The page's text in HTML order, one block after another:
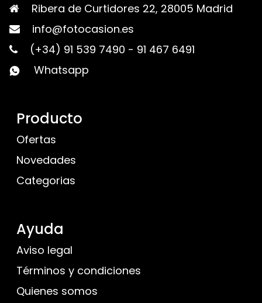
Ribera de Curtidores 22, 28005 Madrid
info@fotocasion.es
(+34) 91 539 7490 - 91 467 6491
Whatsapp
Producto
Ofertas
Novedades
Categorias
Ayuda
Aviso legal
Términos y condiciones
Quienes somos